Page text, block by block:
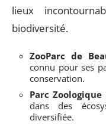
lieux
biodiversité.
ZooParc de
connu pour ses
conservation.
Parc Zoologique
dans des
diversifiée.